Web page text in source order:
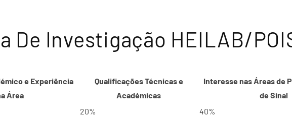
De Investigação HEILAB/
e Experiência
Área
Qualificações Técnicas e
Académicas
Interesse nas Áreas de
de Sinal
20% 40%